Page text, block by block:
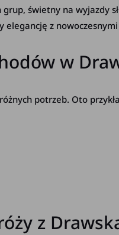
świetny na wyjazdy
elegancję z
w
potrzeb. Oto
z